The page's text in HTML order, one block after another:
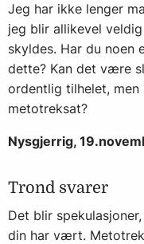
Jeg har ikke lenger
jeg blir allikevel
skyldes. Har du noen
dette? Kan det være
ordentlig tilhelet,
metotreksat?
Nysgjerrig,
Trond svarer
Det blir
din har vært.